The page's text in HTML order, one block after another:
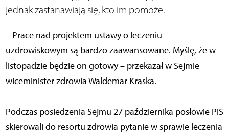
jednak zastanawiają się, kto im pomoże.
– Prace nad projektem ustawy o leczeniu
uzdrowiskowym są bardzo zaawansowane. Myślę, że w
listopadzie będzie on gotowy – przekazał w Sejmie
wiceminister zdrowia Waldemar Kraska.
Podczas posiedzenia Sejmu 27 października posłowie PiS
skierowali do resortu zdrowia pytanie w sprawie leczenia